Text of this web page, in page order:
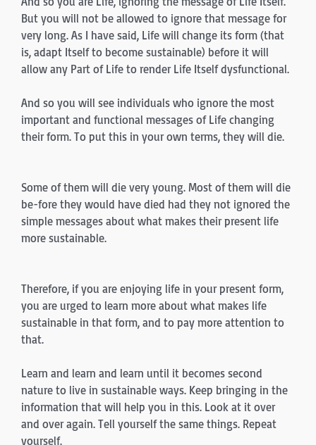
But you will not be allowed to ignore that message for
very long. As I have said, Life will change its form (that
is, adapt Itself to become sustainable) before it will
allow any Part of Life to render Life Itself dysfunctional.
And so you will see individuals who ignore the most
important and functional messages of Life changing
their form. To put this in your own terms, they will die.
Some of them will die very young. Most of them will die
be-fore they would have died had they not ignored the
simple messages about what makes their present life
more sustainable.
Therefore, if you are enjoying life in your present form,
you are urged to learn more about what makes life
sustainable in that form, and to pay more attention to
that.
Learn and learn and learn until it becomes second
nature to live in sustainable ways. Keep bringing in the
information that will help you in this. Look at it over
and over again. Tell yourself the same things. Repeat
yourself.